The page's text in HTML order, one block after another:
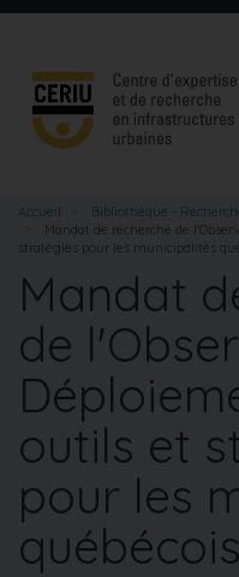
Aller
principal
Accueil
Bibliothèque -
Mandat de recherche de
stratégies pour les municipalités
Mandat
de
outils et
pour les